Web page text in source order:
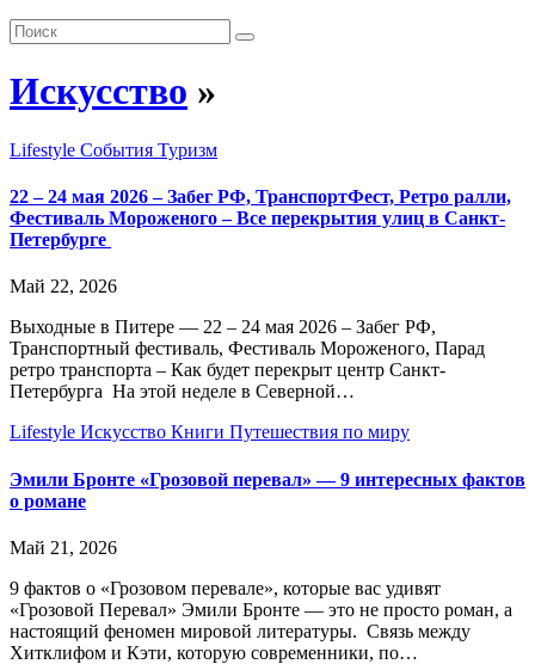
Искусство »
Lifestyle События Туризм
22 – 24 мая 2026 – Забег РФ, ТранспортФест, Ретро ралли,
Фестиваль Мороженого – Все перекрытия улиц в Санкт-
Петербурге
Май 22, 2026
Выходные в Питере — 22 – 24 мая 2026 – Забег РФ,
Транспортный фестиваль, Фестиваль Мороженого, Парад
ретро транспорта – Как будет перекрыт центр Санкт-
Петербурга На этой неделе в Северной…
Lifestyle Искусство Книги Путешествия по миру
Эмили Бронте «Грозовой перевал» — 9 интересных фактов
о романе
Май 21, 2026
9 фактов о «Грозовом перевале», которые вас удивят
«Грозовой Перевал» Эмили Бронте — это не просто роман, а
настоящий феномен мировой литературы. Связь между
Хитклифом и Кэти, которую современники, по…